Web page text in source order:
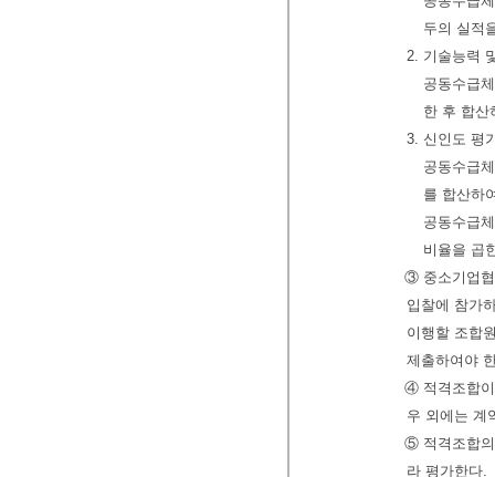
두의 실적
2. 기술능력
공동수급
한 후 합
3. 신인도 평
공동수급
를 합산하
공동수급
비율을 곱
③ 중소기업협
입찰에 참가
이행할 조합
제출하여야
④ 적격조합이
우 외에는 계
⑤ 적격조합의
라 평가한다.